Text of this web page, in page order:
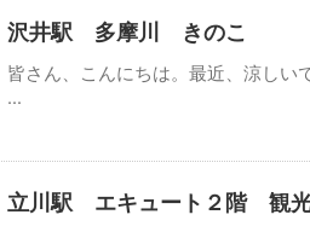
沢井駅 多摩川 きのこ
皆さん、こんにちは。最近、涼しい
...
立川駅 エキュート２階 観